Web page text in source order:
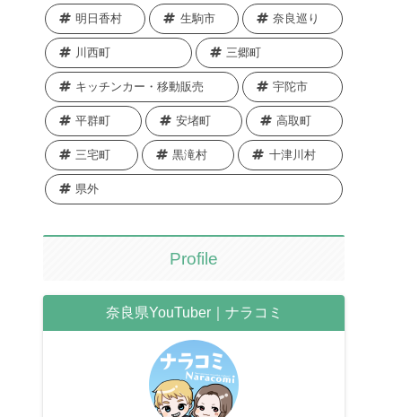
明日香村 生駒市 奈良巡り
川西町 三郷町
キッチンカー・移動販売 宇陀市
平群町 安堵町 高取町
三宅町 黒滝村 十津川村
県外
Profile
奈良県YouTuber｜ナラコミ